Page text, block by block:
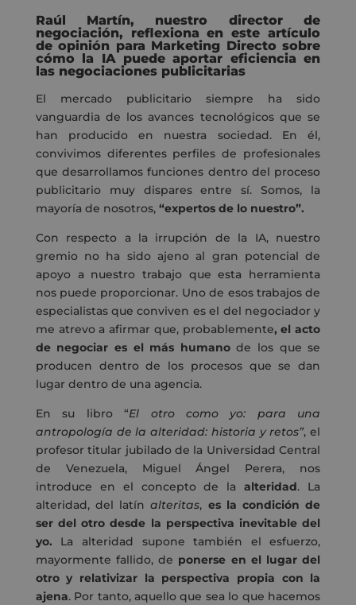
Raúl Martín, nuestro director de
negociación, reflexiona en este artículo
de opinión para Marketing Directo sobre
cómo la IA puede aportar eficiencia en
las negociaciones publicitarias
El mercado publicitario siempre ha sido
vanguardia de los avances tecnológicos que se
han producido en nuestra sociedad. En él,
convivimos diferentes perfiles de profesionales
que desarrollamos funciones dentro del proceso
publicitario muy dispares entre sí. Somos, la
mayoría de nosotros, “expertos de lo nuestro”.
Con respecto a la irrupción de la IA, nuestro
gremio no ha sido ajeno al gran potencial de
apoyo a nuestro trabajo que esta herramienta
nos puede proporcionar. Uno de esos trabajos de
especialistas que conviven es el del negociador y
me atrevo a afirmar que, probablemente, el acto
de negociar es el más humanode los que se
producen dentro de los procesos que se dan
lugar dentro de una agencia.
En su libro “El otro como yo: para una
antropología de la alteridad: historia y retos”, el
profesor titular jubilado de la Universidad Central
de Venezuela, Miguel Ángel Perera, nos
introduce en el concepto de laalteridad. La
alteridad, del latínalteritas, es la condición de
ser del otro desde la perspectiva inevitable del
yo. La alteridad supone también el esfuerzo,
mayormente fallido, de ponerse en el lugar del
otro y relativizar la perspectiva propia con la
ajena. Por tanto, aquello que sea lo que hacemos